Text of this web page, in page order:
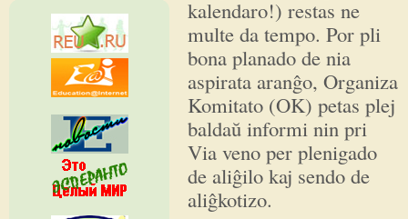
kalendaro!) restas ne
multe da tempo. Por pli
bona planado de nia
aspirata aranĝo, Organiza
Komitato (OK) petas plej
baldaŭ informi nin pri
Via veno per plenigado
de aliĝilo kaj sendo de
aliĝkotizo.